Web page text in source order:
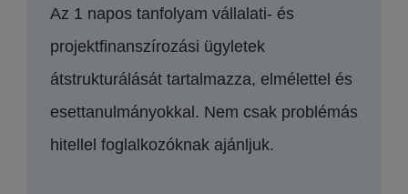
Az 1 napos tanfolyam vállalati- és
projektfinanszírozási ügyletek
átstrukturálását tartalmazza, elmélettel és
esettanulmányokkal. Nem csak problémás
hitellel foglalkozóknak ajánljuk.